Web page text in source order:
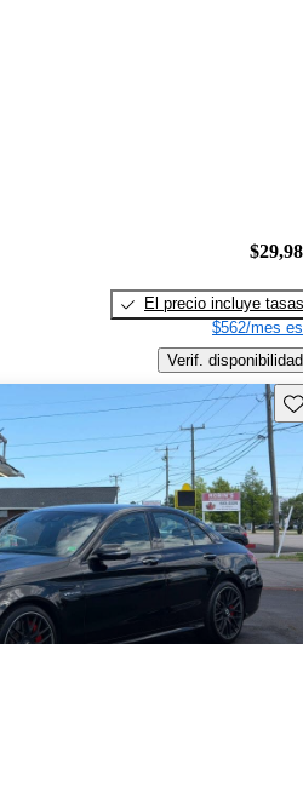
El precio incluye tasas
$562/mes
Verif. disponibilidad